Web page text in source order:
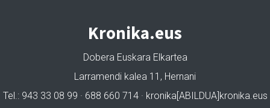
Kronika.eus
Dobera Euskara Elkartea
Larramendi kalea 11, Hernani
Tel.: 943 33 08 99 · 688 660 714 · kronika[ABILDUA]kronika.eus